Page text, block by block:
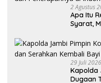
2 Agustus
Apa Itu
Syarat,
29 Juli
Kapolda
Dugaan